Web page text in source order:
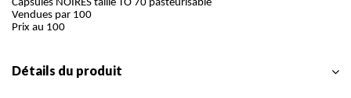
Capsules NOIRES taille TO 70 pasteurisable
Vendues par 100
Prix au 100
Détails du produit